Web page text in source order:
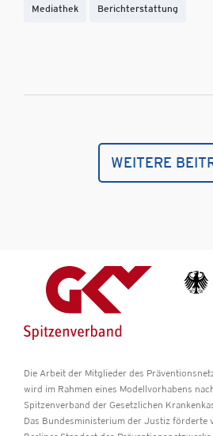
Mediathek Berichterstattung
WEITERE
Die Arbeit der Mitglieder des
wird im Rahmen eines Modellvorhabens
Spitzenverband der Gesetzlichen
Das Bundesministerium der Justiz förderte